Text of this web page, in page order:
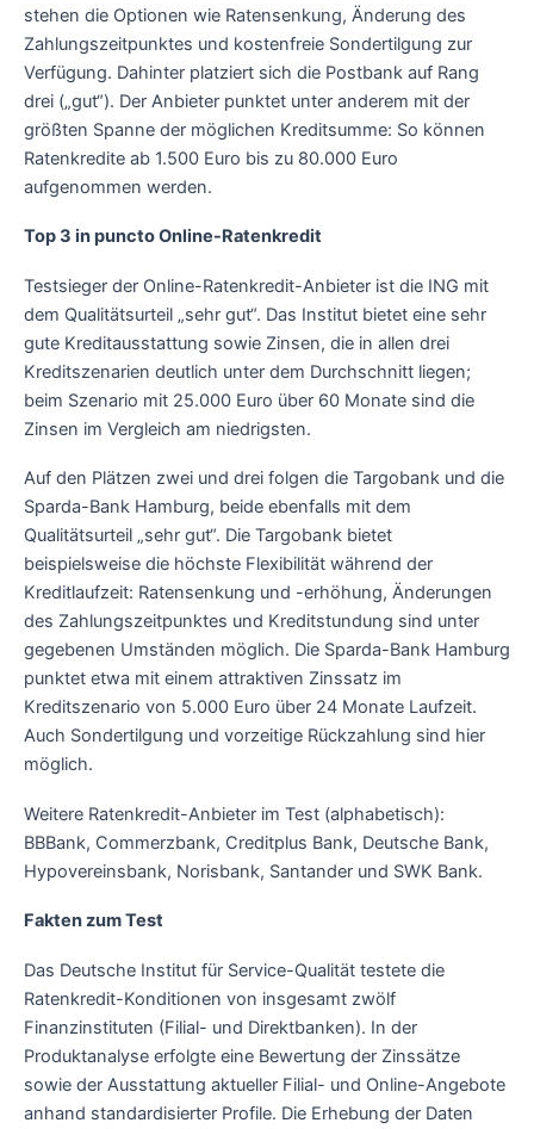
stehen die Optionen wie Ratensenkung, Änderung des
Zahlungszeitpunktes und kostenfreie Sondertilgung zur
Verfügung. Dahinter platziert sich die Postbank auf Rang
drei („gut“). Der Anbieter punktet unter anderem mit der
größten Spanne der möglichen Kreditsumme: So können
Ratenkredite ab 1.500 Euro bis zu 80.000 Euro
aufgenommen werden.
Top 3 in puncto Online-Ratenkredit
Testsieger der Online-Ratenkredit-Anbieter ist die ING mit
dem Qualitätsurteil „sehr gut“. Das Institut bietet eine sehr
gute Kreditausstattung sowie Zinsen, die in allen drei
Kreditszenarien deutlich unter dem Durchschnitt liegen;
beim Szenario mit 25.000 Euro über 60 Monate sind die
Zinsen im Vergleich am niedrigsten.
Auf den Plätzen zwei und drei folgen die Targobank und die
Sparda-Bank Hamburg, beide ebenfalls mit dem
Qualitätsurteil „sehr gut“. Die Targobank bietet
beispielsweise die höchste Flexibilität während der
Kreditlaufzeit: Ratensenkung und -erhöhung, Änderungen
des Zahlungszeitpunktes und Kreditstundung sind unter
gegebenen Umständen möglich. Die Sparda-Bank Hamburg
punktet etwa mit einem attraktiven Zinssatz im
Kreditszenario von 5.000 Euro über 24 Monate Laufzeit.
Auch Sondertilgung und vorzeitige Rückzahlung sind hier
möglich.
Weitere Ratenkredit-Anbieter im Test (alphabetisch):
BBBank, Commerzbank, Creditplus Bank, Deutsche Bank,
Hypovereinsbank, Norisbank, Santander und SWK Bank.
Fakten zum Test
Das Deutsche Institut für Service-Qualität testete die
Ratenkredit-Konditionen von insgesamt zwölf
Finanzinstituten (Filial- und Direktbanken). In der
Produktanalyse erfolgte eine Bewertung der Zinssätze
sowie der Ausstattung aktueller Filial- und Online-Angebote
anhand standardisierter Profile. Die Erhebung der Daten